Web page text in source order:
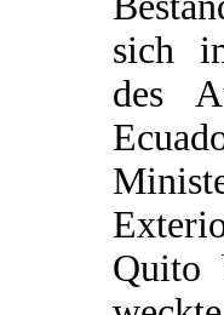
sich
des
Quito